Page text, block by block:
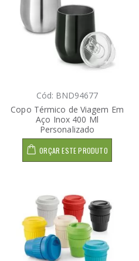
Cód: BND94677
Copo Térmico de Viagem Em
Aço Inox 400 Ml
Personalizado
ORÇAR ESTE PRODUTO